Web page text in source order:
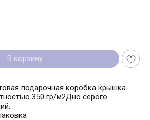
В корзину
подарочная коробка крышка-
350 гр/м2Дно серого